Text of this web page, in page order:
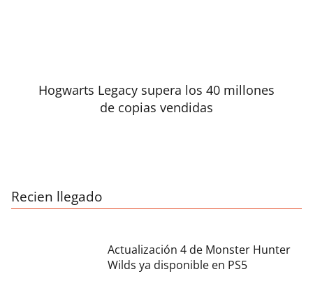
Hogwarts Legacy supera los 40 millones
de copias vendidas
Recien llegado
Actualización 4 de Monster Hunter
Wilds ya disponible en PS5